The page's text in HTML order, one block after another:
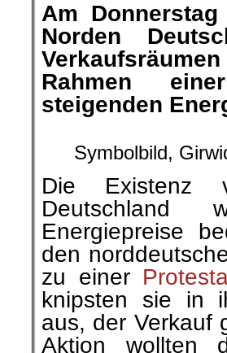
Am
Norden
Rahmen
steigenden
Symbolbild,
Die Existenz
Energiepreise
den
zu einer
knipsten sie in
aus, der Verkauf
Aktion wollten